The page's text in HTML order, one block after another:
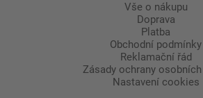
Vše o nákupu
Doprava
Platba
Obchodní podmínky
Reklamační řád
Zásady ochrany
Nastavení cookies